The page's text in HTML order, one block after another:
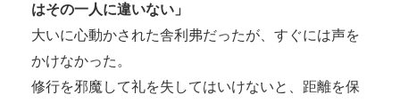
はその一人に違いない」
大いに心動かされた舎利弗だったが、すぐには声を
かけなかった。
修行を邪魔して礼を失してはいけないと、距離を保